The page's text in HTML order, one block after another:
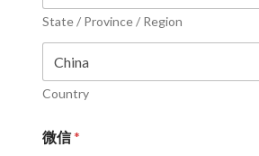
State / Province / Region
Country
微信*